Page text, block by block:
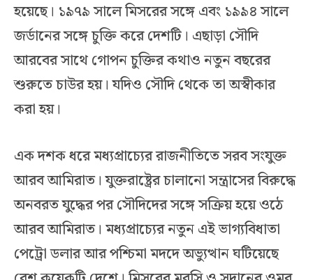
হয়েছে। ১৯৭৯ সালে মিসরের সঙ্গে এবং ১৯৯৪ সালে
জর্ডানের সঙ্গে চুক্তি করে দেশটি। এছাড়া সৌদি
আরবের সাথে গোপন চুক্তির কথাও নতুন বছরের
শুরুতে চাউর হয়। যদিও সৌদি থেকে তা অস্বীকার
করা হয়।
এক দশক ধরে মধ্যপ্রাচ্যের রাজনীতিতে সরব সংযুক্ত
আরব আমিরাত। যুক্তরাষ্ট্রের চালানো সন্ত্রাসের বিরুদ্ধে
অনবরত যুদ্ধের পর সৌদিদের সঙ্গে সক্রিয় হয়ে ওঠে
আরব আমিরাত। মধ্যপ্রাচ্যের নতুন এই ভাগ্যবিধাতা
পেট্রো ডলার আর পশ্চিমা মদদে অভ্যুত্থান ঘটিয়েছে